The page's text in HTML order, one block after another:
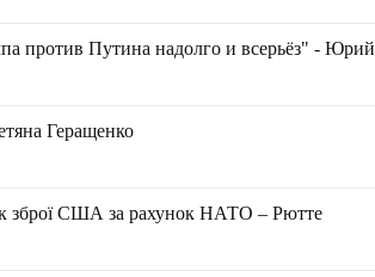
против Путина надолго и всерьёз" - Юрий
Геращенко
зброї США за рахунок НАТО – Рютте